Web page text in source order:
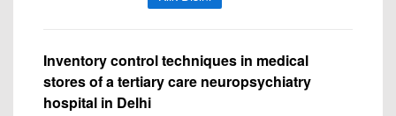
Inventory control techniques in medical
stores of a tertiary care neuropsychiatry
hospital in Delhi